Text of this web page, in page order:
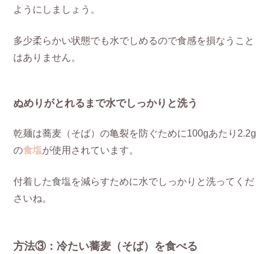
ようにしましょう。
多少柔らかい状態でも水でしめるので食感を損なうこと
はありません。
ぬめりがとれるまで水でしっかりと洗う
乾麺は蕎麦（そば）の亀裂を防ぐために100gあたり2.2g
の食塩が使用されています。
付着した食塩を減らすために水でしっかりと洗ってくだ
さいね。
方法③：冷たい蕎麦（そば）を食べる